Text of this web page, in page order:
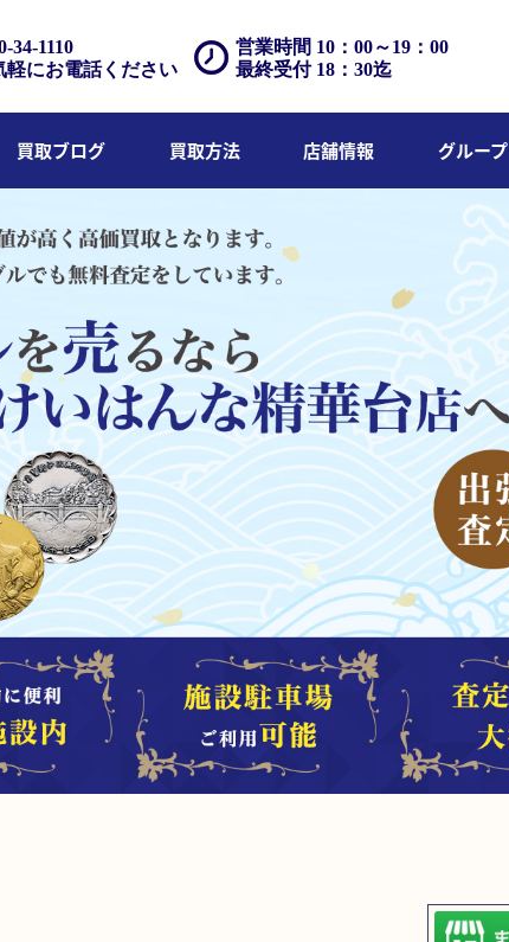
営業時間 10：00～19：00
最終受付 18：30迄
34-1110
軽にお電話ください
買取ブログ 買取方法 店舗情報 グループ